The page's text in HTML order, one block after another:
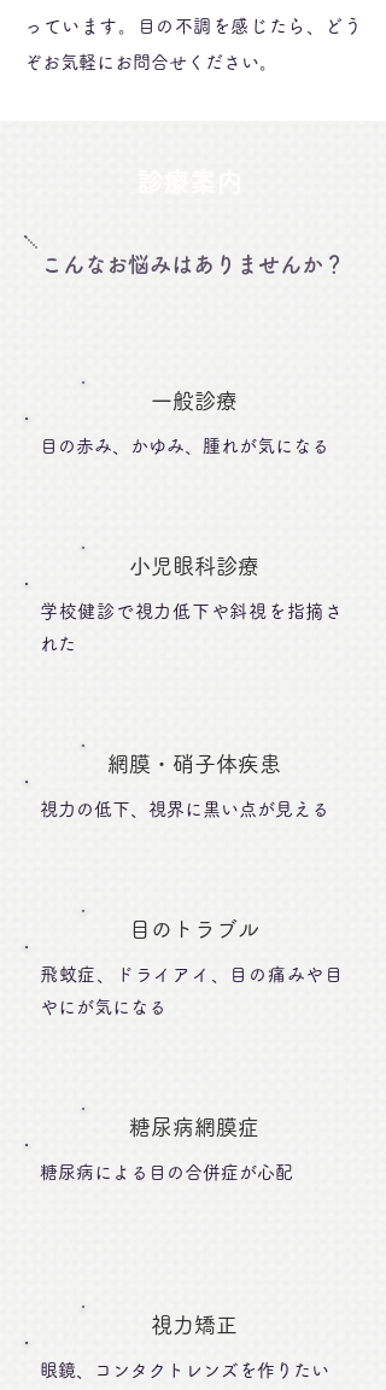
っています。目の不調を感じたら、どう
ぞお気軽にお問合せください。
こんなお悩みはありませんか？
目の赤み、かゆみ、腫れが気になる
一般診療
学校健診で視力低下や斜視を指摘さ
れた
小児眼科診療
視力の低下、視界に黒い点が見える
網膜・硝子体疾患
飛蚊症、ドライアイ、目の痛みや目
やにが気になる
目のトラブル
糖尿病による目の合併症が心配
糖尿病網膜症
眼鏡、コンタクトレンズを作りたい
視力矯正